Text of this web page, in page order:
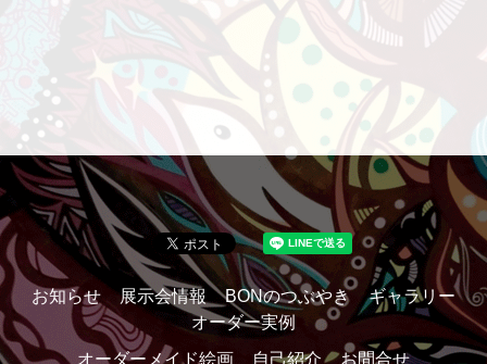
お知らせ 展示会情報 BONのつぶやき
ギャラリー
オーダー実例
オーダーメイド絵画
自己紹介 お問合せ